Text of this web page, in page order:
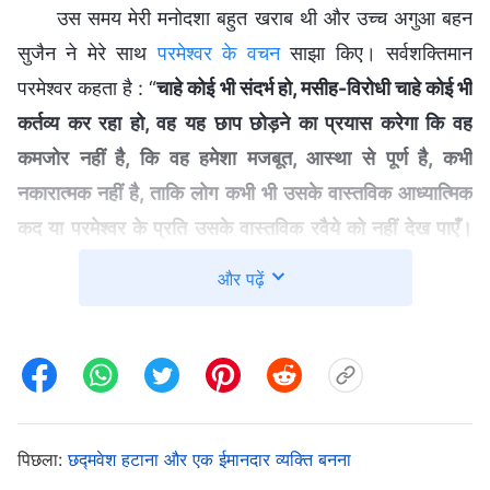
उस समय मेरी मनोदशा बहुत खराब थी और उच्च अगुआ बहन
सुजैन ने मेरे साथपरमेश्वर के वचनसाझा किए। सर्वशक्तिमान
परमेश्वर कहता है : “चाहे कोई भी संदर्भ हो, मसीह-विरोधी चाहे कोई भी
कर्तव्य कर रहा हो, वह यह छाप छोड़ने का प्रयास करेगा कि वह
कमजोर नहीं है, कि वह हमेशा मजबूत, आस्था से पूर्ण है, कभी
नकारात्मक नहीं है, ताकि लोग कभी भी उसके वास्तविक आध्यात्मिक
कद या परमेश्वर के प्रति उसके वास्तविक रवैये को नहीं देख पाएँ।
बिल्कुल नहीं। वे दिखावा करने में अच्छे होते हैं, चीजों को छिपाने में
और सच्चा है। उनका उद्देश्य स्पष्ट होता है : सीधी-सी बात है, वे अपना
और पढ़ें
पिछला:छद्मवेश हटाना और एक ईमानदार व्यक्ति बनना